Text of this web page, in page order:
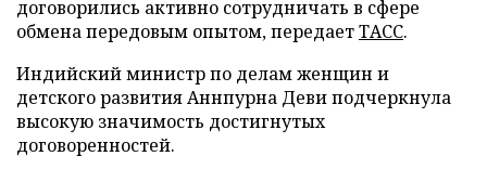
договорились активно сотрудничать в сфере
обмена передовым опытом, передаетТАСС.
Индийский министр по делам женщин и
детского развития Аннпурна Деви подчеркнула
высокую значимость достигнутых
договоренностей.